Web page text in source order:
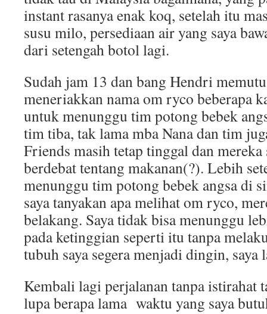
instant rasanya enak koq, setelah itu
susu milo, persediaan air yang saya
dari setengah botol lagi.
Sudah jam 13 dan bang Hendri
meneriakkan nama om ryco beberapa
untuk menunggu tim potong bebek
tim tiba, tak lama mba Nana dan tim
Friends masih tetap tinggal dan
berdebat tentang makanan(?). Lebih
menunggu tim potong bebek angsa di
saya tanyakan apa melihat om ryco,
belakang. Saya tidak bisa menunggu
pada ketinggian seperti itu tanpa
tubuh saya segera menjadi dingin, saya
Kembali lagi perjalanan tanpa istirahat
lupa berapa lama waktu yang saya